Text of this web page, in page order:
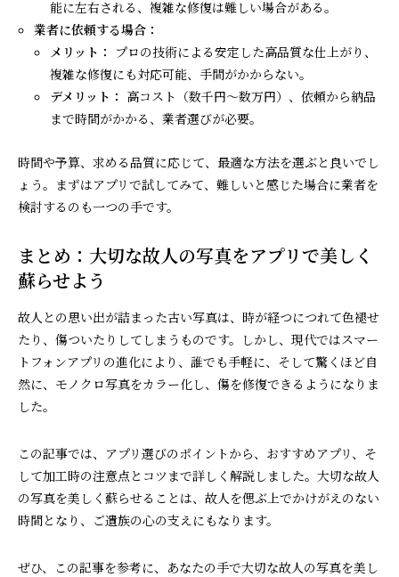
能に左右される、複雑な修復は難しい場合がある。
業者に依頼する場合：
メリット： プロの技術による安定した高品質な仕上がり、
複雑な修復にも対応可能、手間がかからない。
デメリット： 高コスト（数千円～数万円）、依頼から納品
まで時間がかかる、業者選びが必要。
時間や予算、求める品質に応じて、最適な方法を選ぶと良いでし
ょう。まずはアプリで試してみて、難しいと感じた場合に業者を
検討するのも一つの手です。
まとめ：大切な故人の写真をアプリで美しく
蘇らせよう
故人との思い出が詰まった古い写真は、時が経つにつれて色褪せ
たり、傷ついたりしてしまうものです。しかし、現代ではスマー
トフォンアプリの進化により、誰でも手軽に、そして驚くほど自
然に、モノクロ写真をカラー化し、傷を修復できるようになりま
した。
この記事では、アプリ選びのポイントから、おすすめアプリ、そ
して加工時の注意点とコツまで詳しく解説しました。大切な故人
の写真を美しく蘇らせることは、故人を偲ぶ上でかけがえのない
時間となり、ご遺族の心の支えにもなります。
ぜひ、この記事を参考に、あなたの手で大切な故人の写真を美し